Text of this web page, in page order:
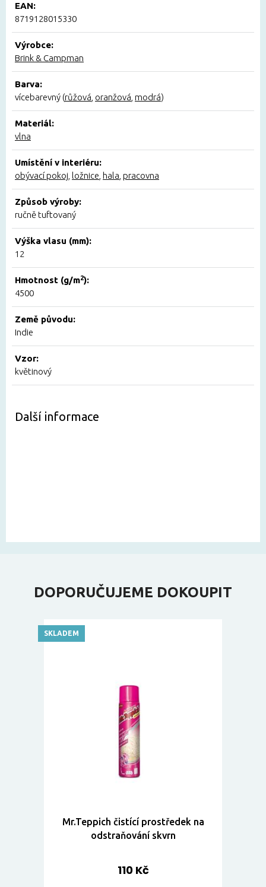
EAN:
8719128015330
Výrobce:
Brink & Campman
Barva:
vícebarevný (růžová oranžová modrá)
Materiál:
vlna
Umístění v interiéru:
obývací pokoj ložnice hala pracovna
Způsob výroby:
ručně tuftovaný
Výška vlasu (mm):
12
Hmotnost (g/m2):
4500
Země původu:
Indie
Vzor:
květinový
Další informace
DOPORUČUJEME DOKOUPIT
Mr.Teppich čistící prostředek na
odstraňování skvrn
110 Kč
SKLADEM